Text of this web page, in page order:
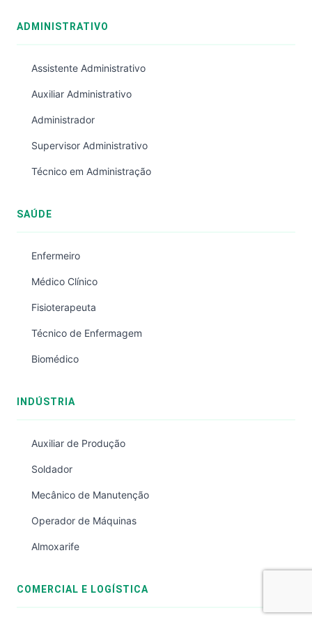
ADMINISTRATIVO
Assistente Administrativo
Auxiliar Administrativo
Administrador
Supervisor Administrativo
Técnico em Administração
SAÚDE
Enfermeiro
Médico Clínico
Fisioterapeuta
Técnico de Enfermagem
Biomédico
INDÚSTRIA
Auxiliar de Produção
Soldador
Mecânico de Manutenção
Operador de Máquinas
Almoxarife
COMERCIAL E LOGÍSTICA